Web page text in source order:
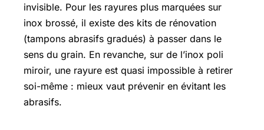
invisible. Pour les rayures plus marquées sur
inox brossé, il existe des kits de rénovation
(tampons abrasifs gradués) à passer dans le
sens du grain. En revanche, sur de l’inox poli
miroir, une rayure est quasi impossible à retirer
soi-même : mieux vaut prévenir en évitant les
abrasifs.